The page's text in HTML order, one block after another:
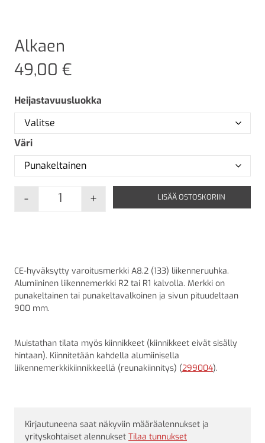
Alkaen
49,00 €
Heijastavuusluokka
Väri
A8.2 Liikenneruuhka määrä
- + LISÄÄ OSTOSKORIIN
CE-hyväksytty varoitusmerkki A8.2 (133) liikenneruuhka.
Alumiininen liikennemerkki R2 tai R1 kalvolla. Merkki on
punakeltainen tai punakeltavalkoinen ja sivun pituudeltaan
900 mm.
Muistathan tilata myös kiinnikkeet (kiinnikkeet eivät sisälly
hintaan). Kiinnitetään kahdella alumiinisella
liikennemerkkikiinnikkeellä (reunakiinnitys) (299004).
Kirjautuneena saat näkyviin määräalennukset ja
yrityskohtaiset alennukset Tilaa tunnukset